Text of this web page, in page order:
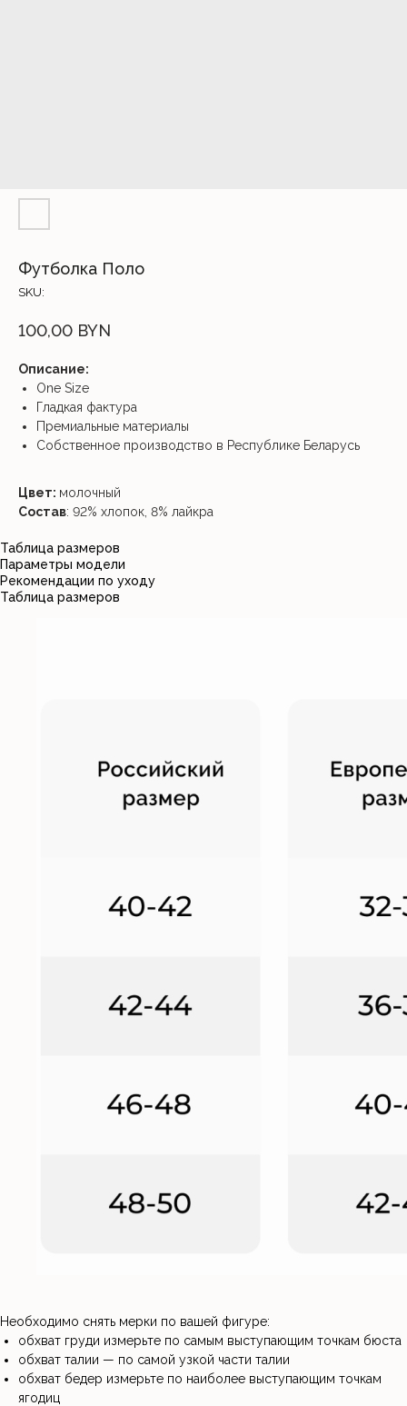
Футболка Поло
SKU:
100,00 BYN
Описание:
One Size
Гладкая фактура
Премиальные материалы
Собственное производство в Республике Беларусь
Цвет: молочный
Состав: 92% хлопок, 8% лайкра
Таблица размеров
Параметры модели
Рекомендации по уходу
Таблица размеров
Необходимо снять мерки по вашей фигуре:
обхват груди измерьте по самым выступающим точкам бюста
обхват талии — по самой узкой части талии
обхват бедер измерьте по наиболее выступающим точкам
ягодиц